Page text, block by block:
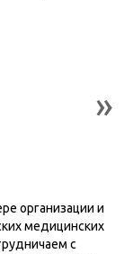
»
организации и
медицинских
с